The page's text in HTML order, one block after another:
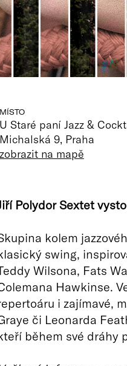
MÍSTO
U Staré paní Jazz &
Michalská 9, Praha
zobrazit na mapě
Polydor Sextet
kolem
swing,
Wilsona, Fats
Hawkinse.
i zajímavé,
či Leonarda
během své dráhy